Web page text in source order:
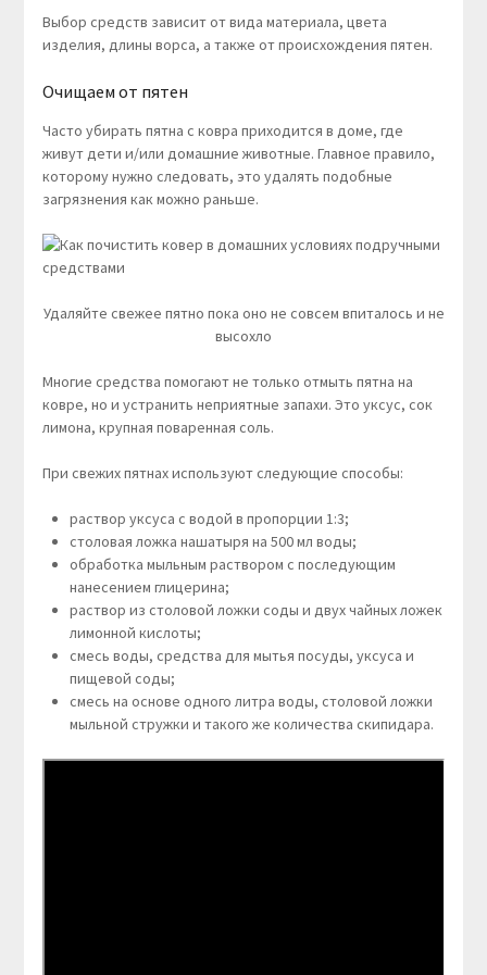
Выбор средств зависит от вида материала, цвета
изделия, длины ворса, а также от происхождения пятен.
Очищаем от пятен
Часто убирать пятна с ковра приходится в доме, где
живут дети и/или домашние животные. Главное правило,
которому нужно следовать, это удалять подобные
загрязнения как можно раньше.
Удаляйте свежее пятно пока оно не совсем впиталось и не
высохло
Многие средства помогают не только отмыть пятна на
ковре, но и устранить неприятные запахи. Это уксус, сок
лимона, крупная поваренная соль.
При свежих пятнах используют следующие способы:
раствор уксуса с водой в пропорции 1:3;
столовая ложка нашатыря на 500 мл воды;
обработка мыльным раствором с последующим
нанесением глицерина;
раствор из столовой ложки соды и двух чайных ложек
лимонной кислоты;
смесь воды, средства для мытья посуды, уксуса и
пищевой соды;
смесь на основе одного литра воды, столовой ложки
мыльной стружки и такого же количества скипидара.